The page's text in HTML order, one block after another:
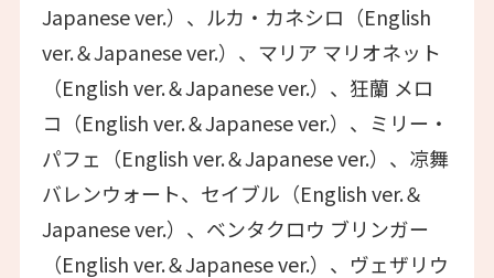
Japanese ver.）、ルカ・カネシロ（English
ver.＆Japanese ver.）、マリア マリオネット
（English ver.＆Japanese ver.）、狂蘭 メロ
コ（English ver.＆Japanese ver.）、ミリー・
パフェ（English ver.＆Japanese ver.）、凉舞
バレンウォート、セイブル（English ver.＆
Japanese ver.）、ベンタクロウ ブリンガー
（English ver.＆Japanese ver.）、ヴェザリウ